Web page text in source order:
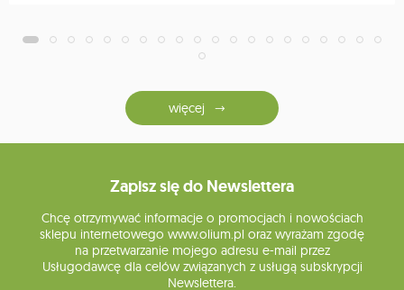
więcej
Zapisz się do Newslettera
Chcę otrzymywać informacje o promocjach i nowościach
sklepu internetowego www.olium.pl oraz wyrażam zgodę
na przetwarzanie mojego adresu e-mail przez
Usługodawcę dla celów związanych z usługą subskrypcji
Newslettera.